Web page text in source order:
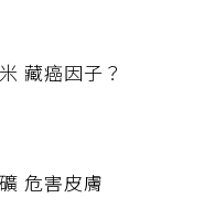
藏癌因子？
危害皮膚